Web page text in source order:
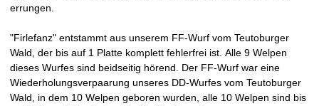
errungen.
"Firlefanz" entstammt aus unserem FF-Wurf vom Teutoburger
Wald, der bis auf 1 Platte komplett fehlerfrei ist. Alle 9 Welpen
dieses Wurfes sind beidseitig hörend. Der FF-Wurf war eine
Wiederholungsverpaarung unseres DD-Wurfes vom Teutoburger
Wald, in dem 10 Welpen geboren wurden, alle 10 Welpen sind bis